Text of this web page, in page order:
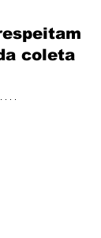
coleta